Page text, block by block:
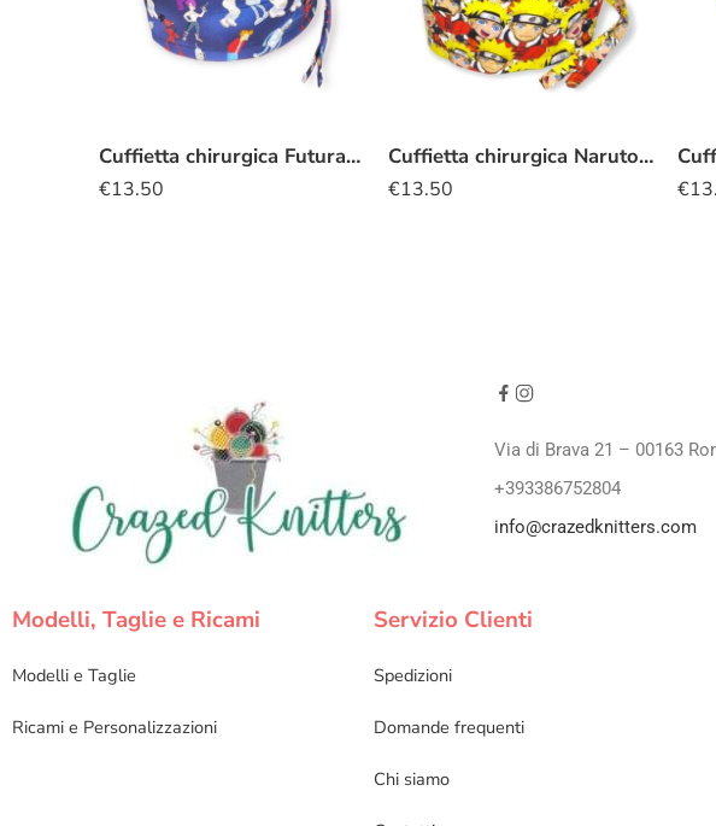
Cuffietta chirurgica Futurama
€13.50
Cuffietta chirurgica Naruto kawaii
€13.50 €
Via di Brava 21 – 00163
+393386752804
info@crazedknitters.com
Modelli, Taglie e Ricami
Modelli e Taglie
Ricami e Personalizzazioni
Servizio Clienti
Spedizioni
Domande frequenti
Chi siamo